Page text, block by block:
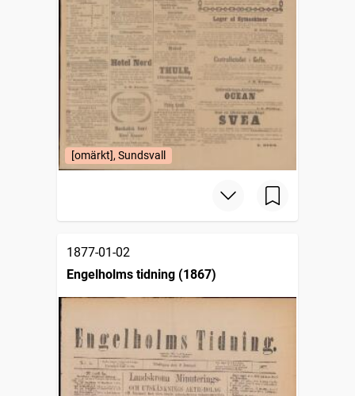
[omärkt], Sundsvall
1877-01-02
Engelholms tidning (1867)